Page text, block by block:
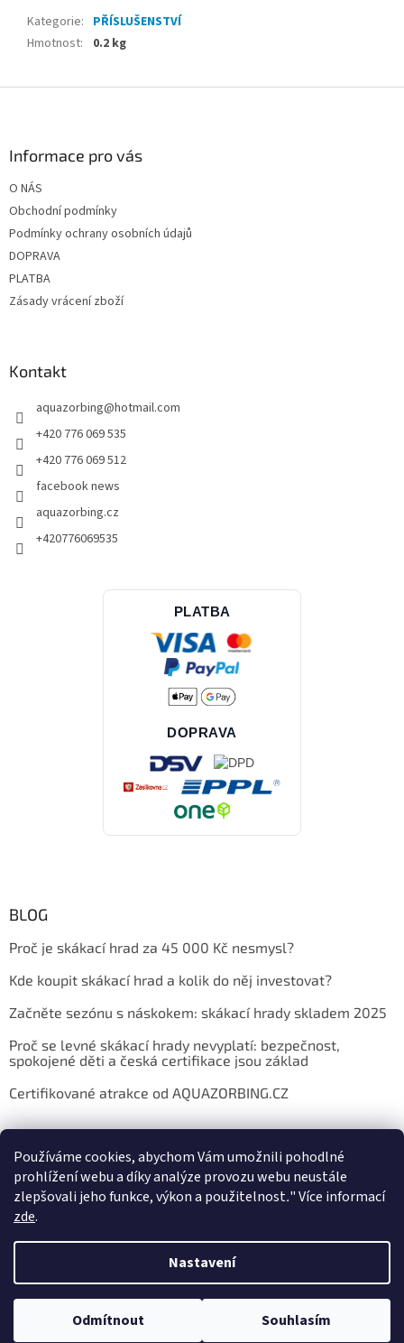
Používáme cookies, abychom Vám umožnili pohodlné
prohlížení webu a díky analýze provozu webu neustále
zlepšovali jeho funkce, výkon a použitelnost."Více informací
zde.
Nastavení
Odmítnout Souhlasím
Kategorie: PŘÍSLUŠENSTVÍ
Hmotnost: 0.2 kg
Informace pro vás
O NÁS
Obchodní podmínky
Podmínky ochrany osobních údajů
DOPRAVA
PLATBA
Zásady vrácení zboží
Kontakt
aquazorbing@hotmail.com
+420 776 069 535
+420 776 069 512
facebook news
aquazorbing.cz
+420776069535
PLATBA
DOPRAVA
BLOG
Proč je skákací hrad za 45 000 Kč nesmysl?
Kde koupit skákací hrad a kolik do něj investovat?
Začněte sezónu s náskokem: skákací hrady skladem 2025
Proč se levné skákací hrady nevyplatí: bezpečnost,
spokojené děti a česká certifikace jsou základ
Certifikované atrakce od AQUAZORBING.CZ
Copyright 2026E-shop AQUAZORBING.CZ. Všechna práva
vyhrazena.
Upravit nastavení cookies